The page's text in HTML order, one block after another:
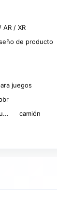
AR / XR
de producto
juegos
camión